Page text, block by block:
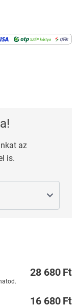
az
is.
28 680 Ft
16 680 Ft